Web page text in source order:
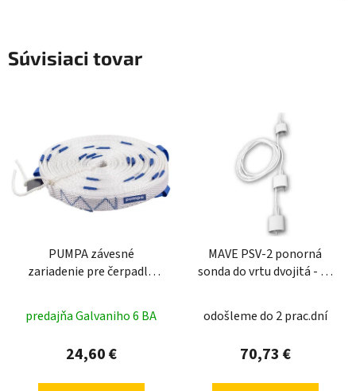
Súvisiaci tovar
PUMPA závesné
zariadenie pre čerpadlá
predajňa Galvaniho 6 BA
24,60 €
MAVE PSV-2 ponorná
sonda do vrtu dvojitá - 30
odošleme do 2 prac.dní
70,73 €